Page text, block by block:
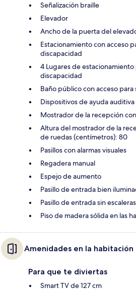
Señalización braille
Elevador
Ancho de la puerta del
Estacionamiento con acceso
discapacidad
4 Lugares de
discapacidad
Baño público con acceso para
Dispositivos de ayuda auditiva
Mostrador de la recepción
Altura del mostrador de la
de ruedas (centímetros): 80
Pasillos con alarmas visuales
Regadera manual
Espejo de aumento
Pasillo de entrada bien
Pasillo de entrada sin escaleras
Piso de madera sólida en las
Amenidades en la habitación
Para que te diviertas
Smart TV de 127 cm